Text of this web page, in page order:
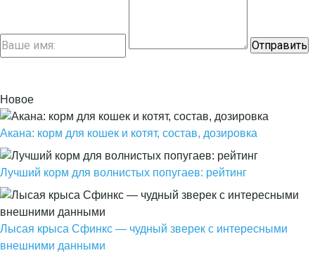
Новое
Акана: корм для кошек и котят, состав, дозировка
Лучший корм для волнистых попугаев: рейтинг
Лысая крыса Сфинкс — чудный зверек с интересными
внешними данными